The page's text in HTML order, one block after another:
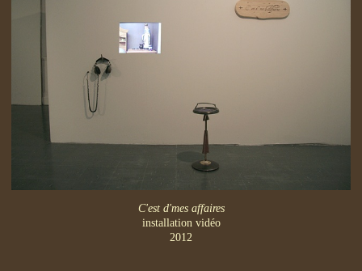
C'est d'mes affaires
installation vidéo
2012